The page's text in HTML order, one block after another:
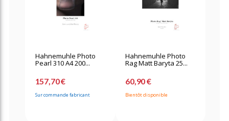
Hahnemuhle Photo
Pearl 310 A4 200...
157,70 €
Sur commande fabricant
Hahnemuhle Photo
Rag Matt Baryta 25...
60,90 €
Bientôt disponible